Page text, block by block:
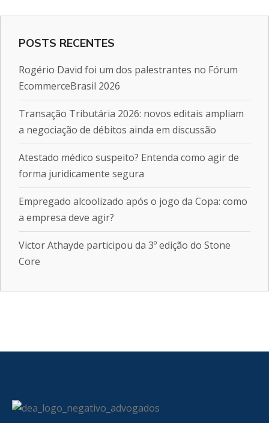
POSTS RECENTES
Rogério David foi um dos palestrantes no Fórum
EcommerceBrasil 2026
Transação Tributária 2026: novos editais ampliam
a negociação de débitos ainda em discussão
Atestado médico suspeito? Entenda como agir de
forma juridicamente segura
Empregado alcoolizado após o jogo da Copa: como
a empresa deve agir?
Victor Athayde participou da 3º edição do Stone
Core